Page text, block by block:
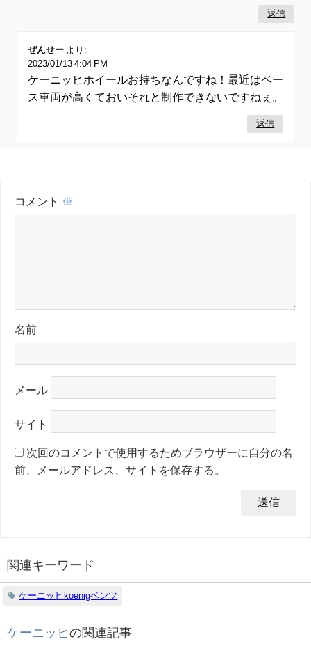
返信
ぜんせー より:
2023/01/13 4:04 PM
ケーニッヒホイールお持ちなんですね！最近はベー
ス車両が高くておいそれと制作できないですねぇ。
返信
コメント ※
名前
メール
サイト
次回のコメントで使用するためブラウザーに自分の名
前、メールアドレス、サイトを保存する。
関連キーワード
ケーニッヒkoenigベンツ
ケーニッヒ の関連記事